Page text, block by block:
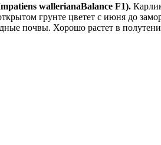
wallerianaBalance F1).
грунте цветет с июня до
почвы. Хорошо растет в